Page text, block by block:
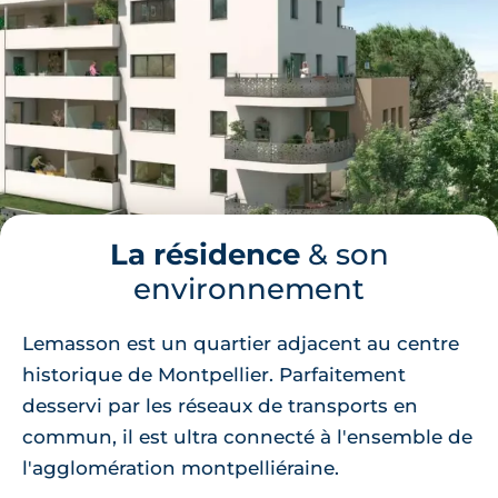
La résidence& son
environnement
Lemasson est un quartier adjacent au centre
historique de Montpellier. Parfaitement
desservi par les réseaux de transports en
commun, il est ultra connecté à l'ensemble de
l'agglomération montpelliéraine.